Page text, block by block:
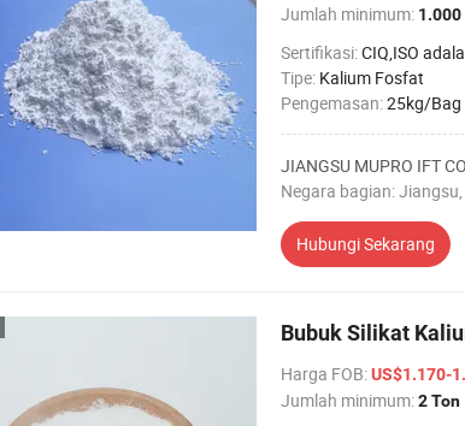
Jumlah minimum: 1.000
Sertifikasi:CIQ,ISO adalah singkatan dari
Tipe: Kalium Fosfat
Pengemasan:25kg/Bag
JIANGSU MUPRO IFT
Negara bagian:
Hubungi Sekarang
Bubuk Silikat
Harga FOB:US$1.170-
Jumlah minimum:2 Ton